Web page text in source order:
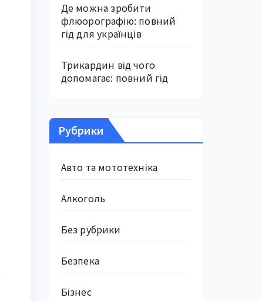
Де можна зробити
флюорографію: повний
гід для українців
Трикардин від чого
допомагає: повний гід
Рубрики
Авто та мототехніка
Алкоголь
Без рубрики
Безпека
Бізнес